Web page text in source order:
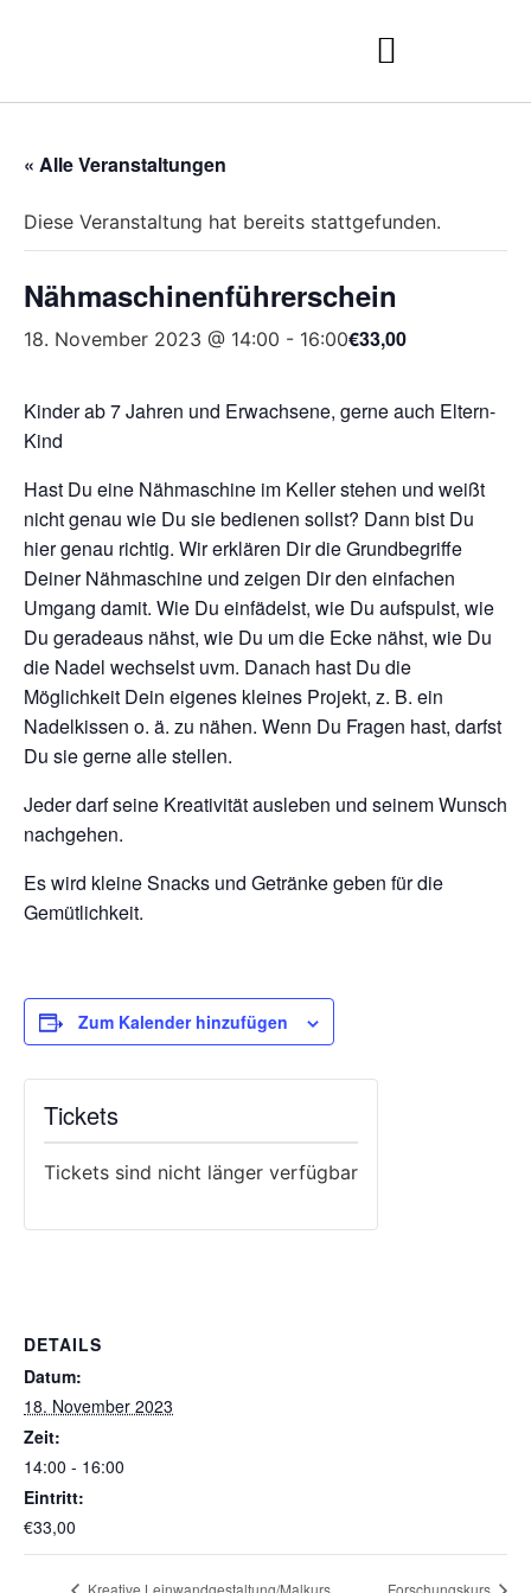
« Alle Veranstaltungen
Diese Veranstaltung hat bereits stattgefunden.
Nähmaschinenführerschein
18. November 2023 @ 14:00 - 16:00€33,00
Kinder ab 7 Jahren und Erwachsene, gerne auch Eltern-
Kind
Hast Du eine Nähmaschine im Keller stehen und weißt
nicht genau wie Du sie bedienen sollst? Dann bist Du
hier genau richtig. Wir erklären Dir die Grundbegriffe
Deiner Nähmaschine und zeigen Dir den einfachen
Umgang damit. Wie Du einfädelst, wie Du aufspulst, wie
Du geradeaus nähst, wie Du um die Ecke nähst, wie Du
die Nadel wechselst uvm. Danach hast Du die
Möglichkeit Dein eigenes kleines Projekt, z. B. ein
Nadelkissen o. ä. zu nähen. Wenn Du Fragen hast, darfst
Du sie gerne alle stellen.
Jeder darf seine Kreativität ausleben und seinem Wunsch
nachgehen.
Es wird kleine Snacks und Getränke geben für die
Gemütlichkeit.
Zum Kalender hinzufügen
DETAILS
Datum:
18. November 2023
Zeit:
14:00 - 16:00
Eintritt:
€33,00
Tickets
Tickets sind nicht länger verfügbar